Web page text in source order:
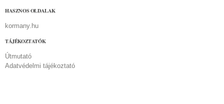
HASZNOS OLDALAK
kormany.hu
TÁJÉKOZTATÓK
Útmutató
Adatvédelmi tájékoztató